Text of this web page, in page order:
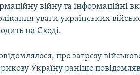
війну та інформаційні
уваги українських
на Сході.
про загрозу
Україну раніше